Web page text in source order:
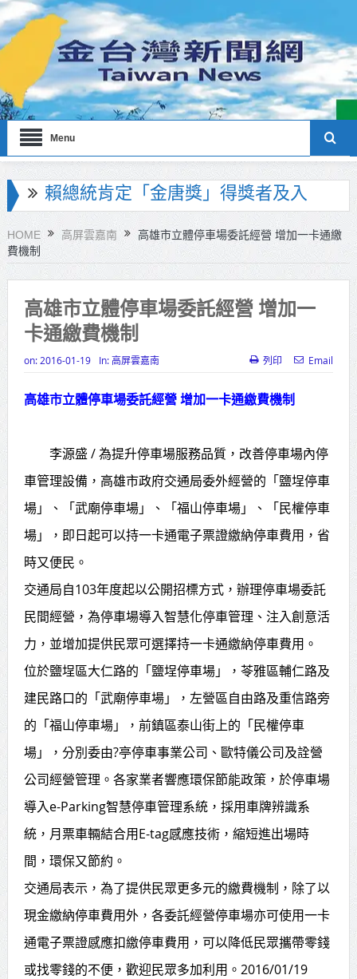
Menu
海巡署南部分署主官大換血 蔡順元
勉提升巡防戰力
北市鮮奶週報再升級！8月31日補助
擴大至國中生
雙北合作里程碑！萬大線動態測試
侯友宜蔣萬安攜手視察
北形象館亮相
高雄「三民運動中心」市長陳其
邁、運動部長李洋各界貴賓共同揭幕
高雄東照山關帝廟全國國中小學書
法比賽 圓滿落幕
賴清德總統主持將官晉任 期勉精進
不對稱戰力
蔣萬安再拋出「倒閣說」 喊推陳其
邁組閣
賴總統肯定「金唐獎」得獎者及入
圍者 允諾完善支持體系
HOME 高屏雲嘉南
高雄市立體停車場委託經營 增加一卡通繳
費機制
高雄市立體停車場委託經營 增加一
卡通繳費機制
on: 2016-01-19 In:高屏雲嘉南 列印 Email
高雄市立體停車場委託經營 增加一卡通繳費機制
李源盛 / 為提升停車場服務品質，改善停車場內停
車管理設備，高雄市政府交通局委外經營的「鹽埕停車
場」、「武廟停車場」、「福山停車場」、「民權停車
場」，即日起可以持一卡通電子票證繳納停車費用，省
時又便民。
交通局自103年度起以公開招標方式，辦理停車場委託
民間經營，為停車場導入智慧化停車管理、注入創意活
力，並增加提供民眾可選擇持一卡通繳納停車費用。
位於鹽埕區大仁路的「鹽埕停車場」，苓雅區輔仁路及
建民路口的「武廟停車場」，左營區自由路及重信路旁
的「福山停車場」，前鎮區泰山街上的「民權停車
場」，分別委由?亭停車事業公司、歐特儀公司及詮營
公司經營管理。各家業者響應環保節能政策，於停車場
導入e-Parking智慧停車管理系統，採用車牌辨識系
統，月票車輛結合用E-tag感應技術，縮短進出場時
間，環保又節約。
交通局表示，為了提供民眾更多元的繳費機制，除了以
現金繳納停車費用外，各委託經營停車場亦可使用一卡
通電子票證感應扣繳停車費用，可以降低民眾攜帶零錢
或找零錢的不便，歡迎民眾多加利用。2016/01/19